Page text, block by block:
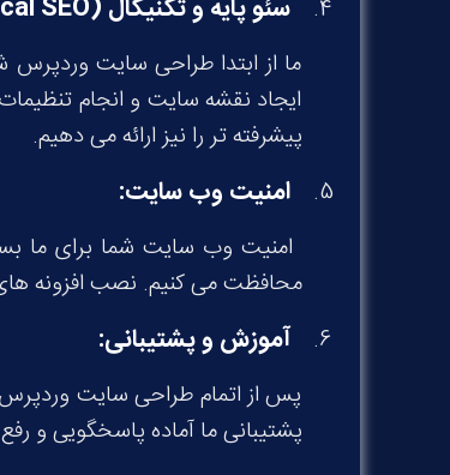
سئو پایه و تکنیکال (Technical SEO):
ما از ابتدا طراحی سایت وردپرس
ایجاد نقشه سایت و انجام
پیشرفته تر را نیز ارائه می دهیم.
امنیت وب سایت:
امنیت وب سایت شما برای ما
محافظت می کنیم. نصب افزونه های
آموزش و پشتیبانی:
پس از اتمام طراحی سایت
پشتیبانی ما آماده پاسخگویی و